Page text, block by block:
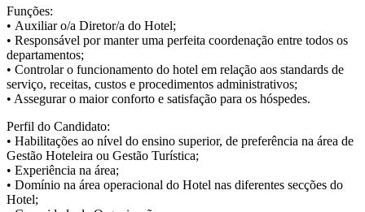
Funções:
• Auxiliar o/a Diretor/a do Hotel;
• Responsável por manter uma perfeita coordenação entre todos os
departamentos;
• Controlar o funcionamento do hotel em relação aos standards de
serviço, receitas, custos e procedimentos administrativos;
• Assegurar o maior conforto e satisfação para os hóspedes.
Perfil do Candidato:
• Habilitações ao nível do ensino superior, de preferência na área de
Gestão Hoteleira ou Gestão Turística;
• Experiência na área;
• Domínio na área operacional do Hotel nas diferentes secções do
Hotel;